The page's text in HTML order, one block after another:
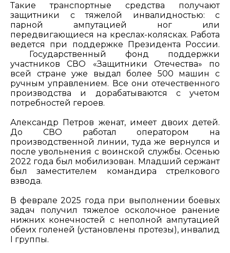
Такие транспортные средства получают
защитники с тяжелой инвалидностью: с
парной ампутацией ног или
передвигающиеся на креслах-колясках. Работа
ведется при поддержке Президента России.
Государственный фонд поддержки
участников СВО «Защитники Отечества» по
всей стране уже выдал более 500 машин с
ручным управлением. Все они отечественного
производства и дорабатываются с учетом
потребностей героев.
Александр Петров женат, имеет двоих детей.
До СВО работал оператором на
производственной линии, туда же вернулся и
после увольнения с воинской службы. Осенью
2022 года был мобилизован. Младший сержант
был заместителем командира стрелкового
взвода.
В феврале 2025 года при выполнении боевых
задач получил тяжелое осколочное ранение
нижних конечностей с неполной ампутацией
обеих голеней (установлены протезы), инвалид
I группы.